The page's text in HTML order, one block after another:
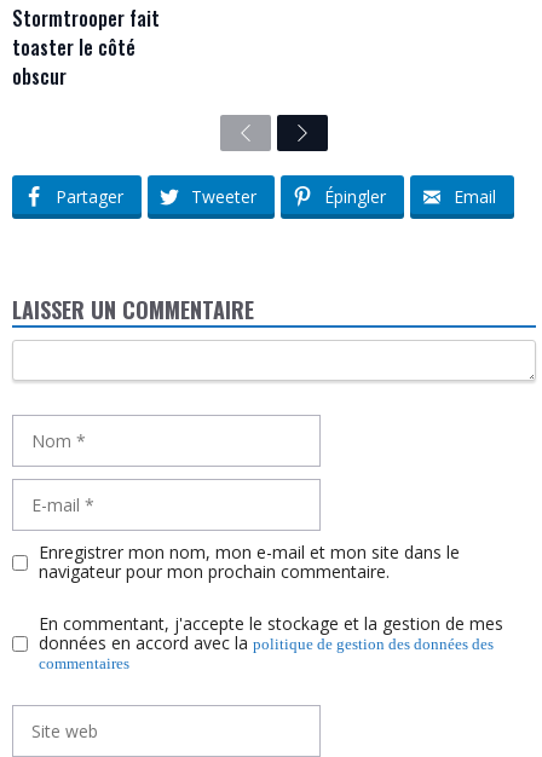
Stormtrooper fait
toaster le côté
obscur
PreviousNext
Partager Tweeter Épingler Email
LAISSER UN COMMENTAIRE
Nom
mail
Enregistrer mon nom, mon e-mail et mon site dans le
navigateur pour mon prochain commentaire.
En commentant, j'accepte le stockage et la gestion de mes
données en accord avec la politique de gestion des données des
commentaires
Site